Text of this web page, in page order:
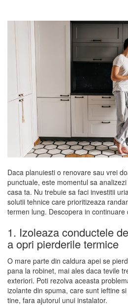
Daca planuiesti o renovare sau vrei
punctuale, este momentul sa
casa ta. Nu trebuie sa faci investitii
solutii tehnice care prioritizeaza
termen lung. Descopera in
1. Izoleaza conductele
a opri pierderile termice
O mare parte din caldura apei se
pana la robinet, mai ales daca tevile
exteriori. Poti rezolva aceasta
izolante din spuma, care sunt ieftine
tine, fara ajutorul unui instalator.